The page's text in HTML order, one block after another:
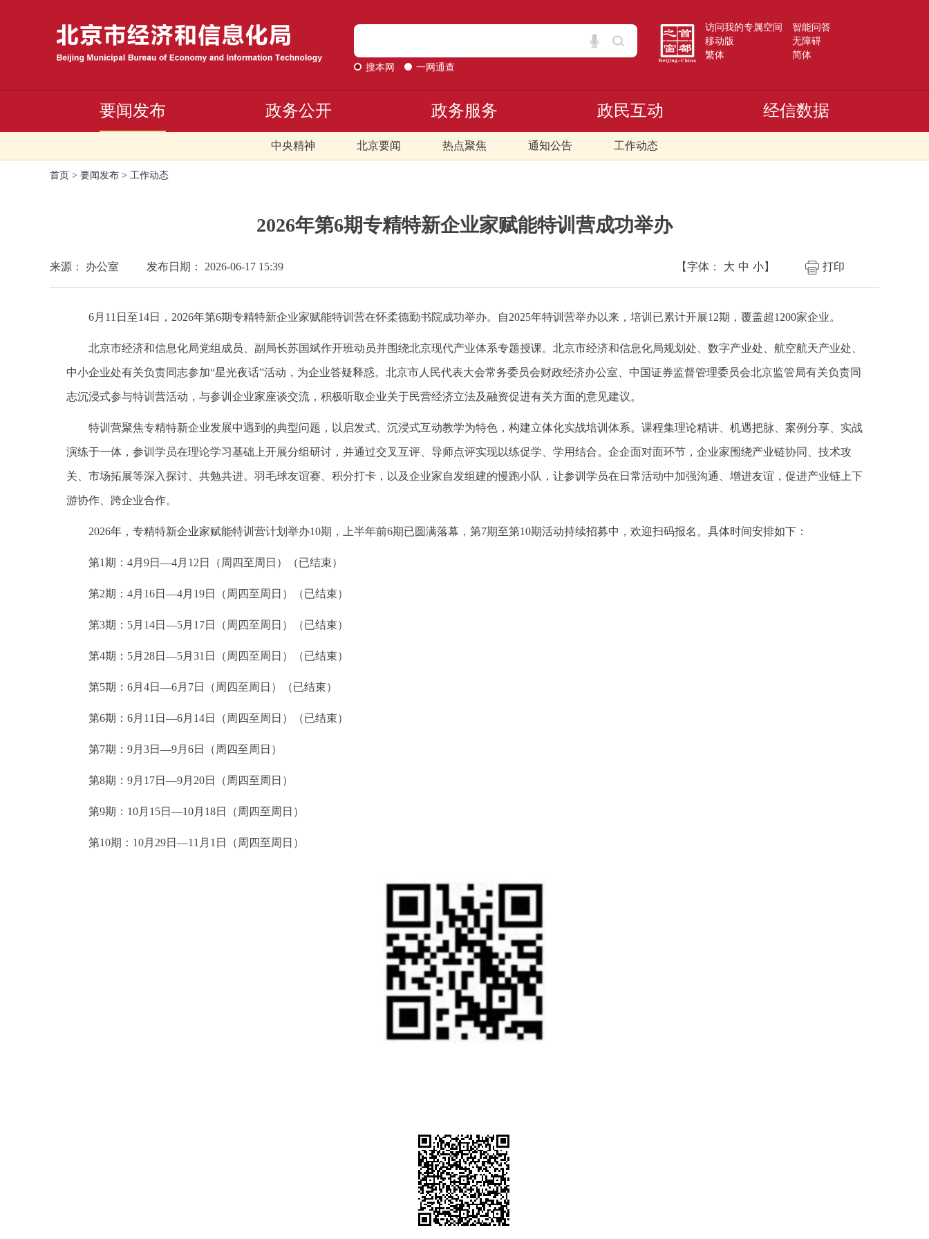
搜本网 一网通查
访问我的专属空间
智能问答
移动版
无障碍
繁体
简体
要闻发布
中央精神 北京要闻 热点聚焦 通知公告 工作动态
政务公开 政务服务 政民互动 经信数据
首页 > 要闻发布 > 工作动态
2026年第6期专精特新企业家赋能特训营成功举办
来源： 办公室 发布日期： 2026-06-17 15:39 【字体： 大 中 小】 打印
6月11日至14日， 2026年第6期专精特新企业家赋能特训营在怀柔德勤书院成功举办。自2025年特训营举办以来，培训已累计开展12期，覆盖超1200家企业。
北京市经济和信息化局党组成员、副局长苏国斌作开班动员并围绕北京现代产业体系专题授课。北京市经济和信息化局规划处、数字产业处、航空航天产业处、
中小企业处有关负责同志参加“星光夜话”活动，为企业答疑释惑。北京市人民代表大会常务委员会财政经济办公室、中国证券监督管理委员会北京监管局有关负责同
志沉浸式参与特训营活动，与参训企业家座谈交流，积极听取企业关于民营经济立法及融资促进有关方面的意见建议。
特训营聚焦专精特新企业发展中遇到的典型问题，以启发式、沉浸式互动教学为特色，构建立体化实战培训体系。课程集理论精讲、机遇把脉、案例分享、实战
演练于一体，参训学员在理论学习基础上开展分组研讨，并通过交叉互评、导师点评实现以练促学、学用结合。企企面对面环节，企业家围绕产业链协同、技术攻
关、市场拓展等深入探讨、共勉共进。羽毛球友谊赛、积分打卡，以及企业家自发组建的慢跑小队，让参训学员在日常活动中加强沟通、增进友谊，促进产业链上下
游协作、跨企业合作。
2026年，专精特新企业家赋能特训营计划举办10期，上半年前6期已圆满落幕，第7期至第10期活动持续招募中，欢迎扫码报名。具体时间安排如下：
第1期：4月9日—4月12日（周四至周日）（已结束）
第2期：4月16日—4月19日（周四至周日）（已结束）
第3期：5月14日—5月17日（周四至周日）（已结束）
第4期：5月28日—5月31日（周四至周日）（已结束）
第5期：6月4日—6月7日（周四至周日）（已结束）
第6期：6月11日—6月14日（周四至周日）（已结束）
第7期：9月3日—9月6日（周四至周日）
第8期：9月17日—9月20日（周四至周日）
第9期：10月15日—10月18日（周四至周日）
第10期：10月29日—11月1日（周四至周日）